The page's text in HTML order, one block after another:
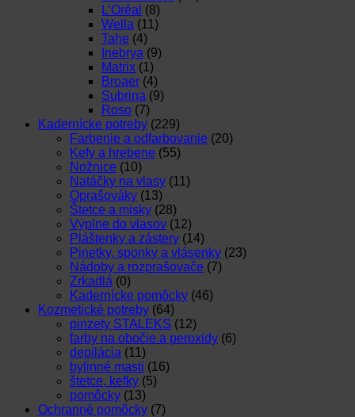
L’Oréal (8)
Wella (11)
Tahe (4)
Inebrya (9)
Matrix (1)
Broaer (4)
Subrina (9)
Roso (7)
Kadernícke potreby (229)
Farbenie a odfarbovanie (20)
Kefy a hrebene (55)
Nožnice (10)
Natáčky na vlasy (11)
Oprašováky (13)
Štetce a misky (28)
Výplne do vlasov (12)
Pláštenky a zástery (14)
Pinetky, sponky a vlásenky (23)
Nádoby a rozprašovače (7)
Zrkadlá (0)
Kadernícke pomôcky (46)
Kozmetické potreby (64)
pinzety STALEKS (12)
farby na obočie a peroxidy (6)
depilácia (11)
bylinné masti (16)
štetce, kefky (5)
pomôcky (13)
Ochranné pomôcky (7)